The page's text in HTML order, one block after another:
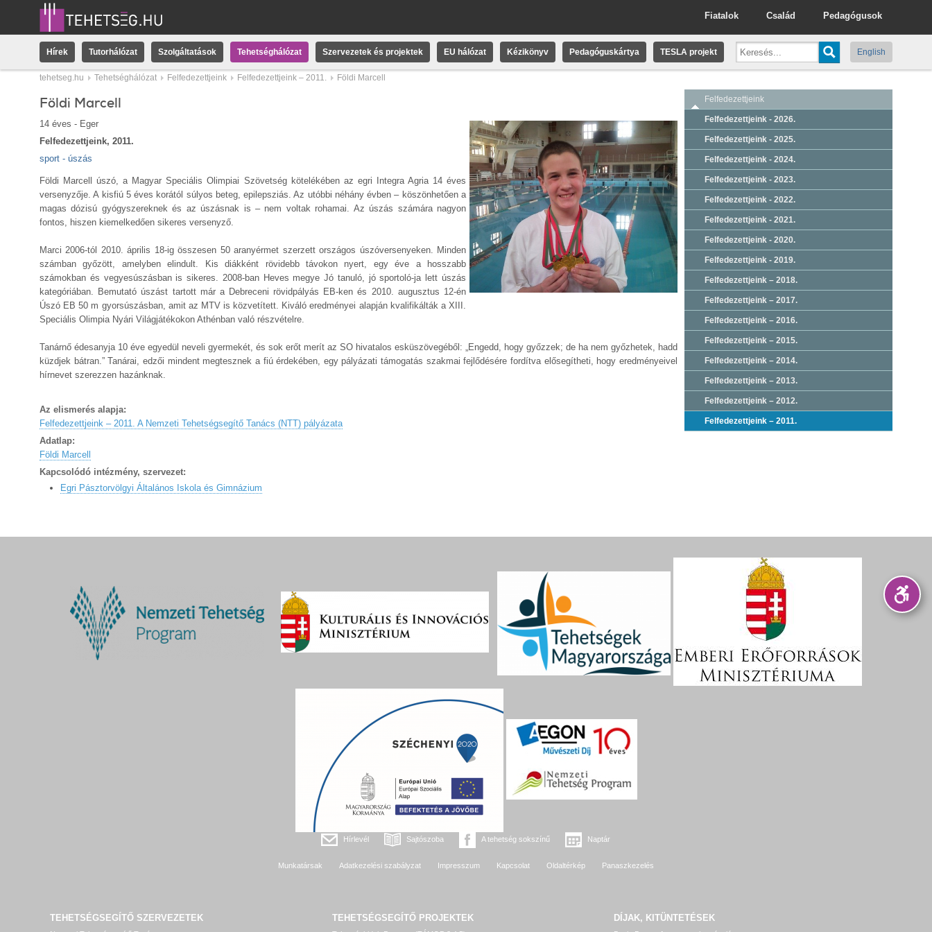
Pedagógusok
Család
Fiatalok
Hírek Tutorhálózat Szolgáltatások Tehetséghálózat Szervezetek és projektek EU hálózat Kézikönyv Pedagóguskártya TESLA projekt English
tehetseg.hu Tehetséghálózat Felfedezettjeink Felfedezettjeink – 2011. Földi Marcell
Földi Marcell
14 éves - Eger
Felfedezettjeink, 2011.
sport - úszás
Földi Marcell úszó, a Magyar Speciális Olimpiai Szövetség kötelékében az egri Integra Agria 14 éves
versenyzője. A kisfiú 5 éves korától súlyos beteg, epilepsziás. Az utóbbi néhány évben – köszönhetően a
magas dózisú gyógyszereknek és az úszásnak is – nem voltak rohamai. Az úszás számára nagyon
fontos, hiszen kiemelkedően sikeres versenyző.
Marci 2006-tól 2010. április 18-ig összesen 50 aranyérmet szerzett országos úszóversenyeken. Minden
számban győzött, amelyben elindult. Kis diákként rövidebb távokon nyert, egy éve a hosszabb
számokban és vegyesúszásban is sikeres. 2008-ban Heves megye Jó tanuló, jó sportoló-ja lett úszás
kategóriában. Bemutató úszást tartott már a Debreceni rövidpályás EB-ken és 2010. augusztus 12-én
Úszó EB 50 m gyorsúszásban, amit az MTV is közvetített. Kiváló eredményei alapján kvalifikálták a XIII.
Speciális Olimpia Nyári Világjátékokon Athénban való részvételre.
Tanárnő édesanyja 10 éve egyedül neveli gyermekét, és sok erőt merít az SO hivatalos esküszövegéből: „Engedd, hogy győzzek; de ha nem győzhetek, hadd
küzdjek bátran.” Tanárai, edzői mindent megtesznek a fiú érdekében, egy pályázati támogatás szakmai fejlődésére fordítva elősegítheti, hogy eredményeivel
hírnevet szerezzen hazánknak.
Az elismerés alapja:
Felfedezettjeink – 2011. A Nemzeti Tehetségsegítő Tanács (NTT) pályázata
Adatlap:
Földi Marcell
Kapcsolódó intézmény, szervezet:
Egri Pásztorvölgyi Általános Iskola és Gimnázium
Felfedezettjeink
Felfedezettjeink - 2026.
Felfedezettjeink - 2025.
Felfedezettjeink - 2024.
Felfedezettjeink - 2023.
Felfedezettjeink - 2022.
Felfedezettjeink - 2021.
Felfedezettjeink - 2020.
Felfedezettjeink - 2019.
Felfedezettjeink – 2018.
Felfedezettjeink – 2017.
Felfedezettjeink – 2016.
Felfedezettjeink – 2015.
Felfedezettjeink – 2014.
Felfedezettjeink – 2013.
Felfedezettjeink – 2012.
Felfedezettjeink – 2011.
Hírlevél Sajtószoba A tehetség sokszínű Naptár
Munkatársak Adatkezelési szabályzat Impresszum Kapcsolat Oldaltérkép Panaszkezelés
TEHETSÉGSEGÍTŐ SZERVEZETEK TEHETSÉGSEGÍTŐ PROJEKTEK DÍJAK, KITÜNTETÉSEK